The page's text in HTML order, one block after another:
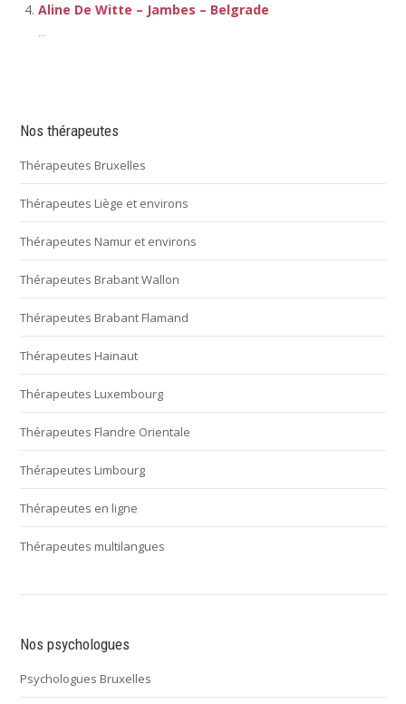
Aline De Witte – Jambes – Belgrade
...
Nos thérapeutes
Thérapeutes Bruxelles
Thérapeutes Liège et environs
Thérapeutes Namur et environs
Thérapeutes Brabant Wallon
Thérapeutes Brabant Flamand
Thérapeutes Hainaut
Thérapeutes Luxembourg
Thérapeutes Flandre Orientale
Thérapeutes Limbourg
Thérapeutes en ligne
Thérapeutes multilangues
Nos psychologues
Psychologues Bruxelles